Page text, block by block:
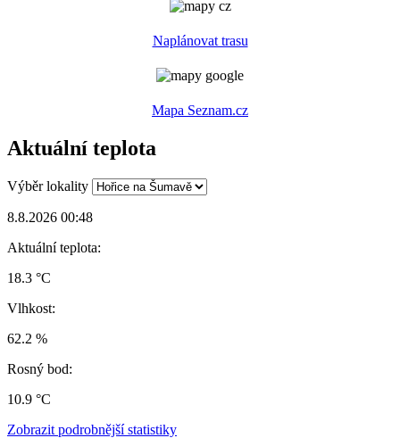
Naplánovat trasu
Mapa Seznam.cz
Aktuální teplota
Výběr lokality
8.8.2026 00:48
Aktuální teplota:
18.3 °C
Vlhkost:
62.2 %
Rosný bod:
10.9 °C
Zobrazit podrobnější statistiky